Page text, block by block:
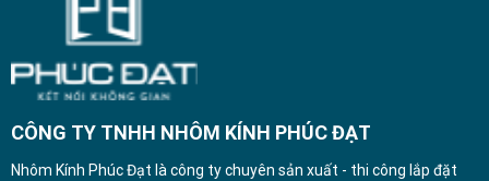
CÔNG TY TNHH NHÔM KÍNH PHÚC ĐẠT
Nhôm Kính Phúc Đạt là công ty chuyên sản xuất - thi công lắp đặt